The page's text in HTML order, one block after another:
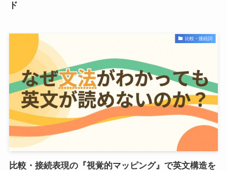
ド
比較・接続詞
比較・接続表現の『視覚的マッピング』で英文構造を